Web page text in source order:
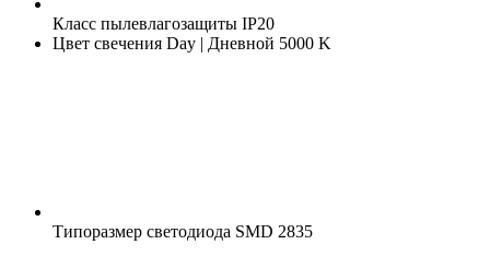
Класс пылевлагозащиты IP20
Цвет свечения Day | Дневной 5000 K
Типоразмер светодиода SMD 2835